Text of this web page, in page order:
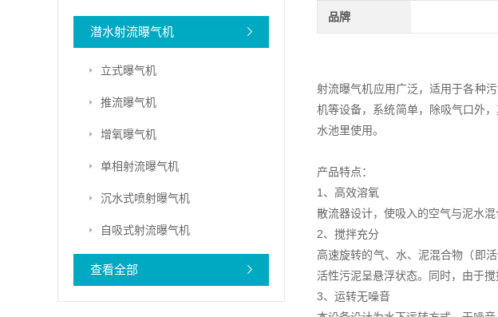
潜水射流曝气机
立式曝气机
推流曝气机
增氧曝气机
单相射流曝气机
沉水式喷射曝气机
自吸式射流曝气机
查看全部
品牌
射流曝气机应用广泛，适用于各种
机等设备，系统简单，除吸气口外
水池里使用。
产品特点：
1、高效溶氧
散流器设计，使吸入的空气与泥水
2、搅拌充分
高速旋转的气、水、泥混合物（即
活性污泥呈悬浮状态。同时，由于
3、运转无噪音